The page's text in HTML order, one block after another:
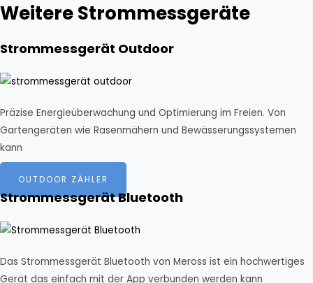
Weitere Strommessgeräte
Strommessgerät Outdoor
Präzise Energieüberwachung und Optimierung im Freien. Von
Gartengeräten wie Rasenmähern und Bewässerungssystemen
kann
OUTDOOR ZÄHLER
Strommessgerät Bluetooth
Das Strommessgerät Bluetooth von Meross ist ein hochwertiges
Gerät das einfach mit der App verbunden werden kann